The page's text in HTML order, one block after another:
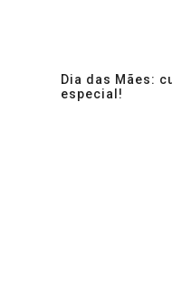
Dia das Mães:
especial!